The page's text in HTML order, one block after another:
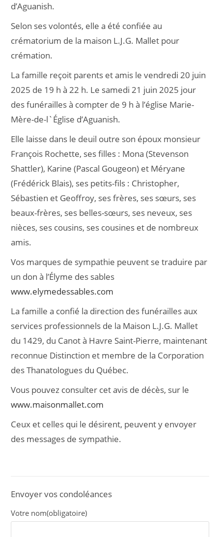
d’Aguanish.
Selon ses volontés, elle a été confiée au
crématorium de la maison L.J.G. Mallet pour
crémation.
La famille reçoit parents et amis le vendredi 20 juin
2025 de 19 h à 22 h. Le samedi 21 juin 2025 jour
des funérailles à compter de 9 h à l’église Marie-
Mère-de-l`Église d’Aguanish.
Elle laisse dans le deuil outre son époux monsieur
François Rochette, ses filles : Mona (Stevenson
Shattler), Karine (Pascal Gougeon) et Méryane
(Frédérick Blais), ses petits-fils : Christopher,
Sébastien et Geoffroy, ses frères, ses sœurs, ses
beaux-frères, ses belles-sœurs, ses neveux, ses
nièces, ses cousins, ses cousines et de nombreux
amis.
Vos marques de sympathie peuvent se traduire par
un don à l’Élyme des sables
www.elymedessables.com
La famille a confié la direction des funérailles aux
services professionnels de la Maison L.J.G. Mallet
du 1429, du Canot à Havre Saint-Pierre, maintenant
reconnue Distinction et membre de la Corporation
des Thanatologues du Québec.
Vous pouvez consulter cet avis de décès, sur le
www.maisonmallet.com
Ceux et celles qui le désirent, peuvent y envoyer
des messages de sympathie.
Envoyer vos condoléances
Votre nom(obligatoire)